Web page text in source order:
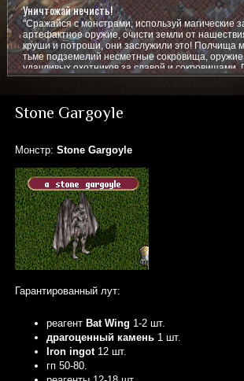
Уничтожай нечисть!
"Сражайся с монстрами, используй магические
артефактное оружие, очисти земли от
круши и потроши, они заслужили это! Полчища
тьме подземелий несметные сокровища,
удачливых охотников за славой и сокровищами.
покажи им кто тут главный!
Stone Gargoyle
Монстр: Stone Gargoyle
Гарантированный лут:
реагент Bat Wing 1-2 шт.
драгоценный камень1 шт.
Iron ingot12 шт.
гп 50-80.